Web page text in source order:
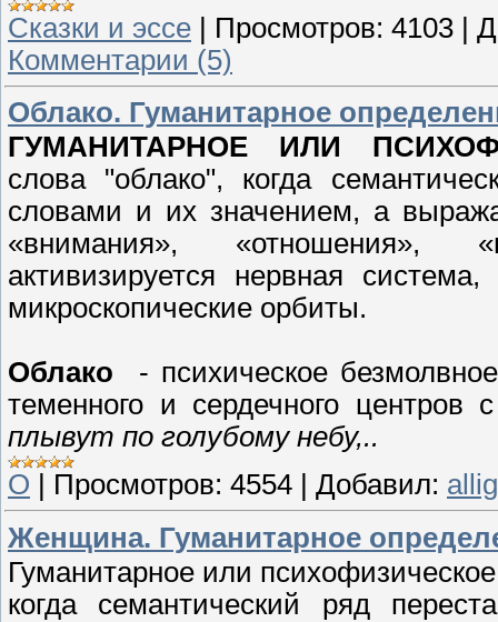
Сказки и эссе | Просмотров: 4103 |
Комментарии (5)
Облако. Гуманитарное
ГУМАНИТАРНОЕ ИЛИ
слова "облако", когда
словами и их значением, а
«внимания», «отношения»,
активизируется нервная
микроскопические орбиты.
Облако - психическое
теменного и сердечного
плывут по голубому небу,..
О
Просмотров: 4554 Добавил:
Женщина. Гуманитарное
Гуманитарное или
когда семантический ряд